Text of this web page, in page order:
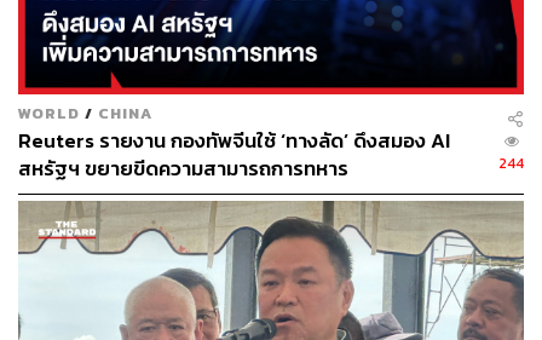
WORLD / CHINA
Reuters รายงาน กองทัพจีนใช้ ‘ทางลัด’ ดึงสมอง AI
สหรัฐฯ ขยายขีดความสามารถการทหาร
244